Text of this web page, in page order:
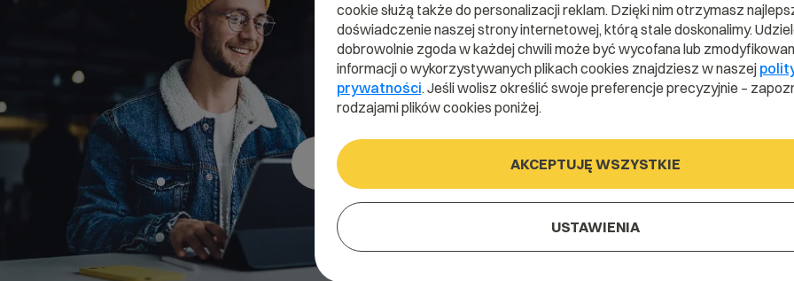
Domena
Zarejestruj adres www z domeną grecką
cookie służą także do personalizacji reklam. Dzięki nim otrzymasz
doświadczenie naszej strony internetowej, którą stale doskonalimy.
dobrowolnie zgoda w każdej chwili może być wycofana lub
informacji o wykorzystywanych plikach cookies znajdziesz w naszej
prywatności. Jeśli wolisz określić swoje preferencje precyzyjnie –
rodzajami plików cookies poniżej.
AKCEPTUJĘ WSZYSTKIE
USTAWIENIA